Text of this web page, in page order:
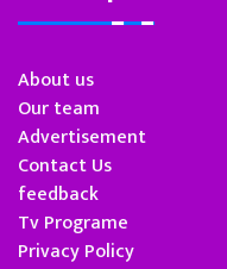
About us
Our team
Advertisement
Contact Us
feedback
Tv Programe
Privacy Policy